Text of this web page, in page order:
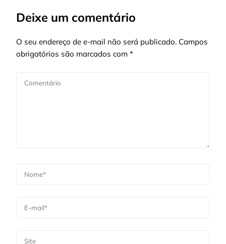
Deixe um comentário
O seu endereço de e-mail não será publicado. Campos
obrigatórios são marcados com *